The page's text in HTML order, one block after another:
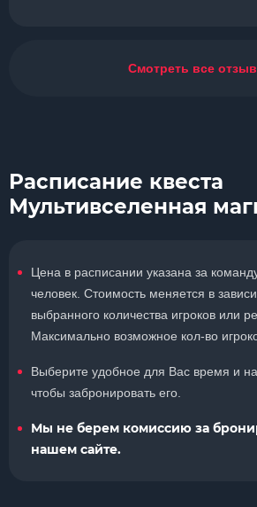
Смотреть все
Расписание квеста
Мультивселенная
Цена в расписании указана за
человек. Стоимость меняется в
выбранного количества игроков или
Максимально возможное кол-во
Выберите удобное для Вас время и
чтобы забронировать его.
Мы не берем комиссию за
нашем сайте.